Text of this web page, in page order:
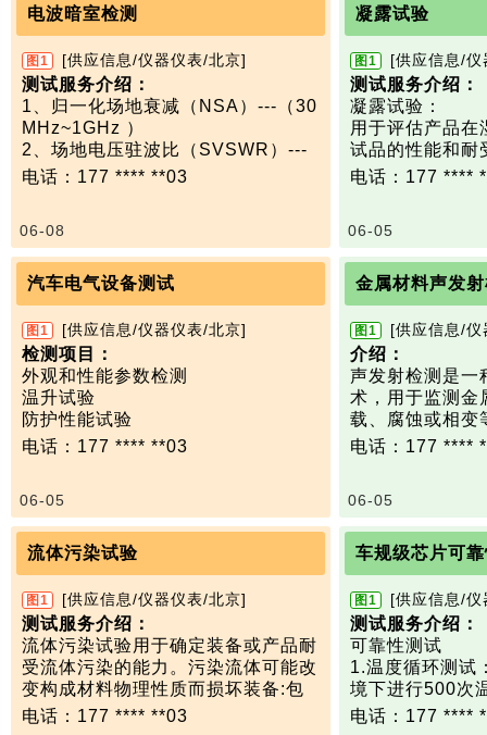
包括高温高湿
H）、温度循
静电放电（
适用于航空航天
领域。 ‌
检测标准：
微电子器件试验
B-2005
电波暗室检测
图1 [供应信息/仪器仪表/北京]
测试服务介绍：
1、归一化场地衰减（NSA）---（30
MHz~1GHz ）
2、场地电压驻波比（SVSWR）---
（1GHz~18GHz）
4、背景噪声（AN）---（9kHz~18G
Hz）
5、屏蔽效能（SE）---（9kHz~40G
Hz）
6、安全性能---（接地电阻、耐电
压、绝缘电压）
电话：177 **** **03
06-08
凝露试验
图1 [供应信息/
测试服务介绍：
凝露试验：
用于评估产品在
试品的性能和耐
湿热交替条件下
试验室尺寸：
500mm（深×宽
温度0℃～+70℃
湿度30%RH～
电话：177 ****
06-05
汽车电气设备测试
图1 [供应信息/仪器仪表/北京]
检测项目：
外观和性能参数检测
温升试验
防护性能试验
耐异常电压试验
温度/湿度组合循环试验
振动试验
盐雾试验
工业溶剂试验
表面防护检验
电话：177 **** **03
06-05
金属材料声发
图1 [供应信息/
介绍：
声发射检测是一
术，用于监测金
载、腐蚀或相变
陷（如裂纹萌生
射信号）。
与超声、射线等
同，声发射是
的“声音”，因此
·▪实时监测结构
·▪定位损伤源（
·▪评估损伤演化
展速率）；
·▪整体结构完整
器、管道、桥梁
简言之：声发射
电话：177 ****
06-05
流体污染试验
图1 [供应信息/仪器仪表/北京]
测试服务介绍：
流体污染试验用于确定装备或产品耐
受流体污染的能力。污染流体可能改
变构成材料物理性质而损坏装备:包
装失效、塑料和橡胶的开裂与膨胀、
电话：177 **** **03
车规级芯片可
图1 [供应信息/
测试服务介绍：
可靠性测试
1‌.温度循环测
境下进行500次
可靠性。 ‌
电话：177 ****